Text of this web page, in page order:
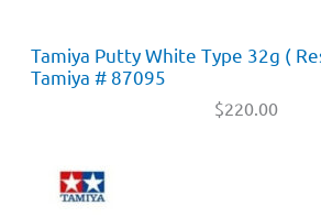
Tamiya Putty White Type 32g (
Tamiya # 87095
$220.00